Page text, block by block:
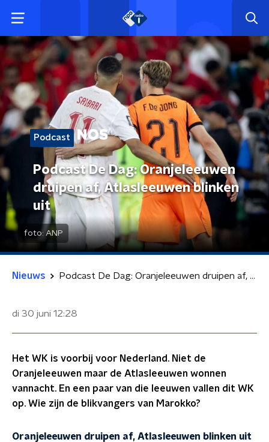
Podcast
Podcast De Dag: Oranjeleeuwen
druipen af, Atlasleeuwen blinken
uit
foto: ANP
Nieuws Podcast De Dag: Oranjeleeuwen druipen af, Atlasleeuwen blinken uit
di 30 juni 12:28
Het WK is voorbij voor Nederland. Niet de
Oranjeleeuwen maar de Atlasleeuwen wonnen
vannacht. En een paar van die leeuwen vallen dit WK
op. Wie zijn de blikvangers van Marokko?
Oranjeleeuwen druipen af, Atlasleeuwen blinken uit